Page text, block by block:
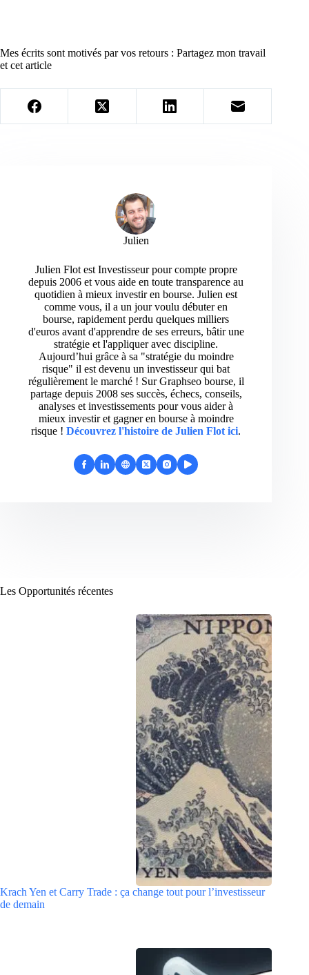
Mes écrits sont motivés par vos retours : Partagez mon travail
et cet article
Julien
Julien Flot est Investisseur pour compte propre
depuis 2006 et vous aide en toute transparence au
quotidien à mieux investir en bourse. Julien est
comme vous, il a un jour voulu débuter en
bourse, rapidement perdu quelques milliers
d'euros avant d'apprendre de ses erreurs, bâtir une
stratégie et l'appliquer avec discipline.
Aujourd’hui grâce à sa "stratégie du moindre
risque" il est devenu un investisseur qui bat
régulièrement le marché ! Sur Graphseo bourse, il
partage depuis 2008 ses succès, échecs, conseils,
analyses et investissements pour vous aider à
mieux investir et gagner en bourse à moindre
risque ! Découvrez l'histoire de Julien Flot ici.
Les Opportunités récentes
Krach Yen et Carry Trade : ça change tout pour l’investisseur
de demain